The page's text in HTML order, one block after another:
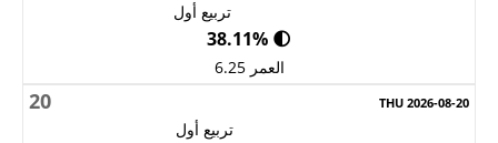
تربيع أول
🌓 38.11%
العمر 6.25
20
تربيع أول